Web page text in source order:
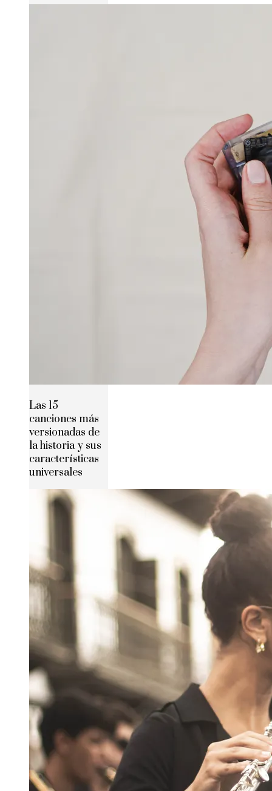
Las 15
canciones más
versionadas de
la historia y sus
características
universales